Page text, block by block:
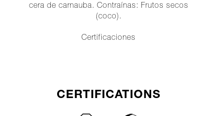
cera de carnauba. Contraínas: Frutos secos
(coco).
Certificaciones
CERTIFICATIONS